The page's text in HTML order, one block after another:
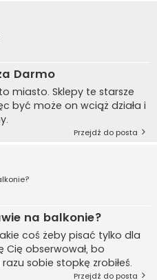
Darmo
miasto. Sklepy te starsze
być może on wciąż działa i
Przejdź do posta
na balkonie?
coś żeby pisać tylko dla
Cię obserwował, bo
sobie stopkę zrobiłeś.
Przejdź do posta